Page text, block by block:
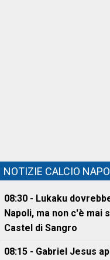
NOTIZIE CALCIO
08:30 - Lukaku
Napoli, ma non c'è mai
Castel di Sangro
08:15 - Gabriel Jesus